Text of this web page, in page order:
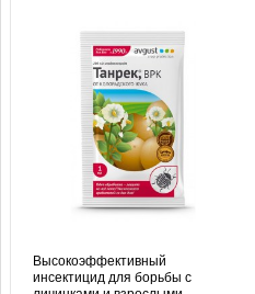
Высокоэффективный
инсектицид для борьбы с